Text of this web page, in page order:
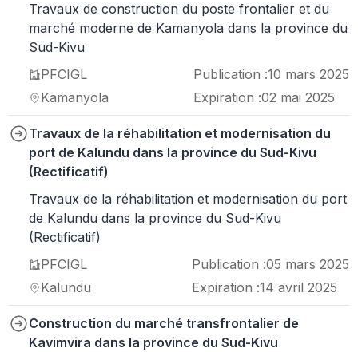
Travaux de construction du poste frontalier et du
marché moderne de Kamanyola dans la province du
Sud-Kivu
PFCIGL
Kamanyola
Publication :10 mars 2025
Expiration :02 mai 2025
Travaux de la réhabilitation et modernisation du
port de Kalundu dans la province du Sud-Kivu
(Rectificatif)
Travaux de la réhabilitation et modernisation du port
de Kalundu dans la province du Sud-Kivu
(Rectificatif)
PFCIGL
Kalundu
Publication :05 mars 2025
Expiration :14 avril 2025
Construction du marché transfrontalier de
Kavimvira dans la province du Sud-Kivu